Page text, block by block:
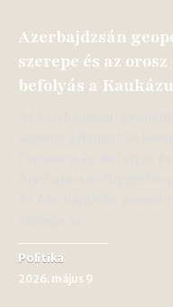
Azerbajdzsán
szerepe és az orosz
befolyás a
Politika
2026. május 9